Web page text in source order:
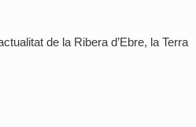
de la Ribera d’Ebre, la Terra